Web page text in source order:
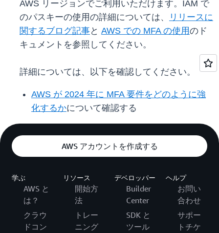
AWS リージョンでご利用いただけます。IAM で
のパスキーの使用の詳細については、
リリースに
関するブログ記事と AWS での MFA の使用のド
キュメントを参照してください。
詳細については、以下を確認してください。
AWS が 2024 年に MFA 要件をどのように強
化するかについて確認する
AWS アカウントを作成する
学ぶ
AWS と
は？
クラウ
ドコン
リソース
開始方
法
トレー
ニング
デベロッパー
Builder
Center
SDK と
ツール
ヘルプ
お問い
合わせ
サポー
トチケ